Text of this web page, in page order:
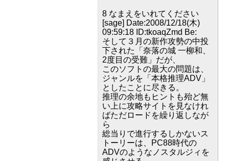
8 なまえをいれてください
[sage] Date:2008/12/18(木)
09:59:18 ID:tkoaqZmd Be:
そして３月の新作攻勢の中投
下された「奈落の城 一柳和、
2度目の受難」だが、
このソフトの最大の問題は、
ジャンルを「本格推理ADV」
としたことに尽きる。
推理の余地もヒントも殆ど無
い上に攻略サイトを見なけれ
ばただロードを繰り返しなが
ら
総当りで進行するしかないス
トーリーは、PC88時代の
ADVのようなノスタルジィを